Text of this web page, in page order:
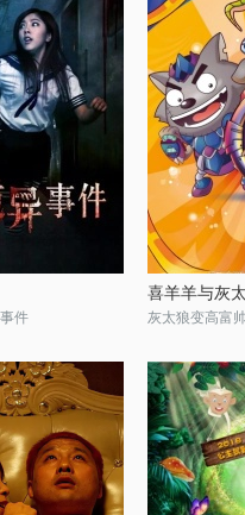
件
喜羊羊与灰
灰太狼变高富